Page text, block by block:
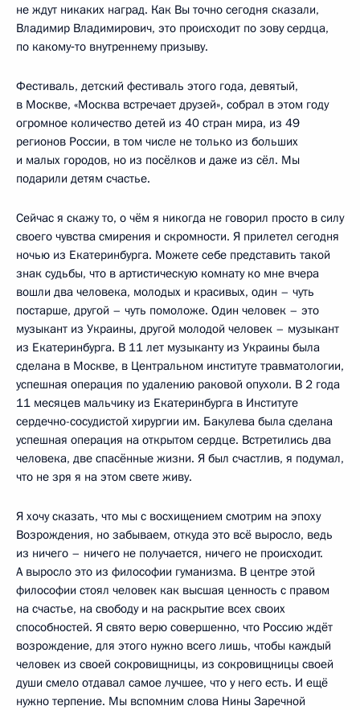
не ждут никаких наград. Как Вы точно сегодня сказали,
Владимир Владимирович, это происходит по зову сердца,
по какому‑то внутреннему призыву.
Фестиваль, детский фестиваль этого года, девятый,
в Москве, «Москва встречает друзей», собрал в этом году
огромное количество детей из 40 стран мира, из 49
регионов России, в том числе не только из больших
и малых городов, но из посёлков и даже из сёл. Мы
подарили детям счастье.
Сейчас я скажу то, о чём я никогда не говорил просто в силу
своего чувства смирения и скромности. Я прилетел сегодня
ночью из Екатеринбурга. Можете себе представить такой
знак судьбы, что в артистическую комнату ко мне вчера
вошли два человека, молодых и красивых, один – чуть
постарше, другой – чуть помоложе. Один человек – это
музыкант из Украины, другой молодой человек – музыкант
из Екатеринбурга. В 11 лет музыканту из Украины была
сделана в Москве, в Центральном институте травматологии,
успешная операция по удалению раковой опухоли. В 2 года
11 месяцев мальчику из Екатеринбурга в Институте
сердечно-сосудистой хирургии им. Бакулева была сделана
успешная операция на открытом сердце. Встретились два
человека, две спасённые жизни. Я был счастлив, я подумал,
что не зря я на этом свете живу.
Я хочу сказать, что мы с восхищением смотрим на эпоху
Возрождения, но забываем, откуда это всё выросло, ведь
из ничего – ничего не получается, ничего не происходит.
А выросло это из философии гуманизма. В центре этой
философии стоял человек как высшая ценность с правом
на счастье, на свободу и на раскрытие всех своих
способностей. Я свято верю совершенно, что Россию ждёт
возрождение, для этого нужно всего лишь, чтобы каждый
человек из своей сокровищницы, из сокровищницы своей
души смело отдавал самое лучшее, что у него есть. И ещё
нужно терпение. Мы вспомним слова Нины Заречной